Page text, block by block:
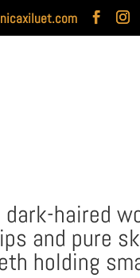
dark-haired
and pure
holding